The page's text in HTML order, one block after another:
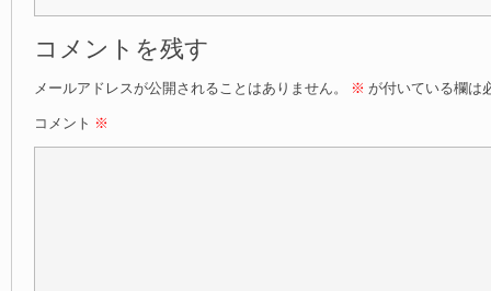
コメントを残す
メールアドレスが公開されることはありません。 ※ が付いている欄は
コメント ※